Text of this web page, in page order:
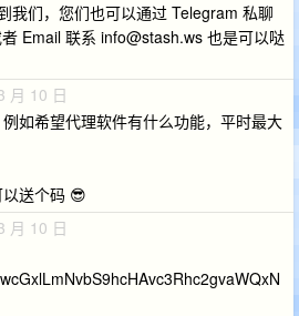
我们，您们也可以通过 Telegram 私聊
Email 联系 info@stash.ws 也是可以哒
月 10 日
如希望代理软件有什么功能，平时最大
送个码 😎
月 10 日